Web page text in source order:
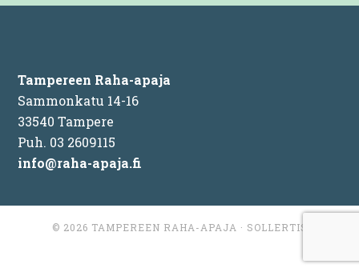
Tampereen Raha-apaja
Sammonkatu 14-16
33540 Tampere
Puh. 03 2609115
info@raha-apaja.fi
© 2026 TAMPEREEN RAHA-APAJA · SOLLERTIS